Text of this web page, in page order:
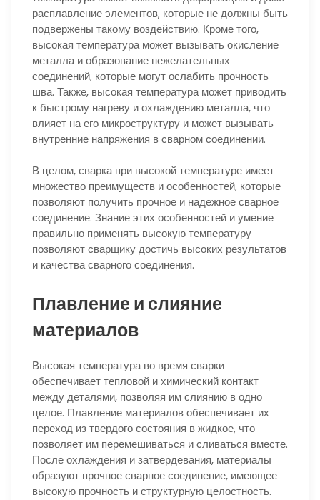
расплавление элементов, которые не должны быть
подвержены такому воздействию. Кроме того,
высокая температура может вызывать окисление
металла и образование нежелательных
соединений, которые могут ослабить прочность
шва. Также, высокая температура может приводить
к быстрому нагреву и охлаждению металла, что
влияет на его микроструктуру и может вызывать
внутренние напряжения в сварном соединении.
В целом, сварка при высокой температуре имеет
множество преимуществ и особенностей, которые
позволяют получить прочное и надежное сварное
соединение. Знание этих особенностей и умение
правильно применять высокую температуру
позволяют сварщику достичь высоких результатов
и качества сварного соединения.
Плавление и слияние
материалов
Высокая температура во время сварки
обеспечивает тепловой и химический контакт
между деталями, позволяя им слиянию в одно
целое. Плавление материалов обеспечивает их
переход из твердого состояния в жидкое, что
позволяет им перемешиваться и сливаться вместе.
После охлаждения и затвердевания, материалы
образуют прочное сварное соединение, имеющее
высокую прочность и структурную целостность.